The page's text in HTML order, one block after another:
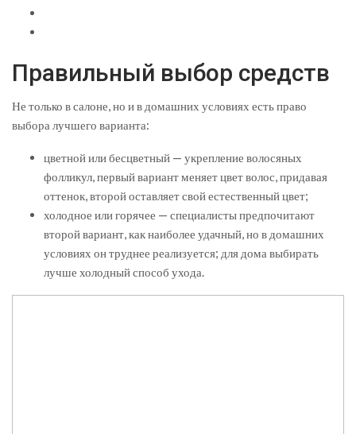
Правильный выбор средств
Не только в салоне, но и в домашних условиях есть право
выбора лучшего варианта:
цветной или бесцветный — укрепление волосяных
фолликул, первый вариант меняет цвет волос, придавая
оттенок, второй оставляет свой естественный цвет;
холодное или горячее — специалисты предпочитают
второй вариант, как наиболее удачный, но в домашних
условиях он труднее реализуется; для дома выбирать
лучше холодный способ ухода.